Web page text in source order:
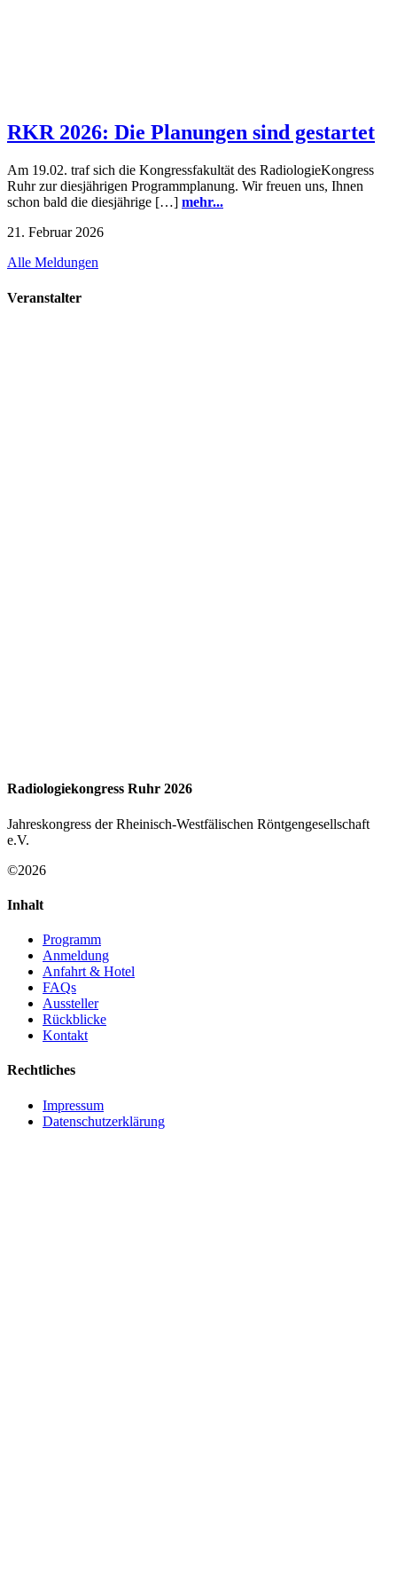
RKR 2026: Die Planungen sind gestartet
Am 19.02. traf sich die Kongressfakultät des RadiologieKongress
Ruhr zur diesjährigen Programmplanung. Wir freuen uns, Ihnen
schon bald die diesjährige […] mehr...
21. Februar 2026
Alle Meldungen
Veranstalter
Radiologiekongress Ruhr 2026
Jahreskongress der Rheinisch-Westfälischen Röntgengesellschaft
e.V.
©2026
Inhalt
Programm
Anmeldung
Anfahrt & Hotel
FAQs
Aussteller
Rückblicke
Kontakt
Rechtliches
Impressum
Datenschutzerklärung